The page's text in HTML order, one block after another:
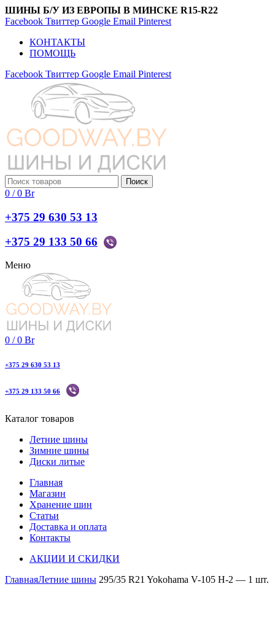
ШИНЫ Б/У ИЗ ЕВРОПЫ В МИНСКЕ R15-R22
Facebook Твиттер Google Email Pinterest
КОНТАКТЫ
ПОМОЩЬ
Facebook Твиттер Google Email Pinterest
Поиск
0 / 0 Br
+375 29 630 53 13
+375 29 133 50 66
Меню
0 / 0 Br
+375 29 630 53 13
+375 29 133 50 66
Каталог товаров
Летние шины
Зимние шины
Диски литые
Главная
Магазин
Хранение шин
Статьи
Доставка и оплата
Контакты
АКЦИИ И СКИДКИ
ГлавнаяЛетние шины 295/35 R21 Yokohama V-105 H-2 — 1 шт.